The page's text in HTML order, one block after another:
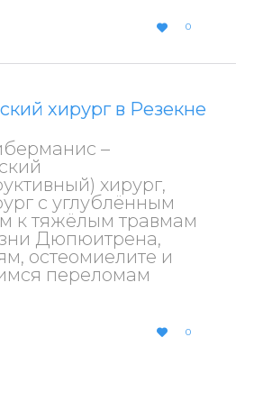

LOVE
IT
0
хирург в Резекне
–
хирург,
с углублённым
к тяжёлым травмам
Дюпюитрена,
остеомиелите и
переломам

LOVE
IT
0